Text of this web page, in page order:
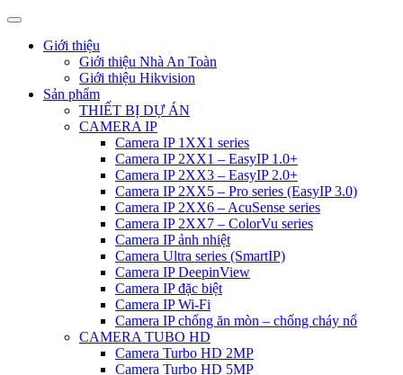
Giới thiệu
Giới thiệu Nhà An Toàn
Giới thiệu Hikvision
Sản phẩm
THIẾT BỊ DỰ ÁN
CAMERA IP
Camera IP 1XX1 series
Camera IP 2XX1 – EasyIP 1.0+
Camera IP 2XX3 – EasyIP 2.0+
Camera IP 2XX5 – Pro series (EasyIP 3.0)
Camera IP 2XX6 – AcuSense series
Camera IP 2XX7 – ColorVu series
Camera IP ảnh nhiệt
Camera Ultra series (SmartIP)
Camera IP DeepinView
Camera IP đặc biệt
Camera IP Wi-Fi
Camera IP chống ăn mòn – chống cháy nổ
CAMERA TUBO HD
Camera Turbo HD 2MP
Camera Turbo HD 5MP